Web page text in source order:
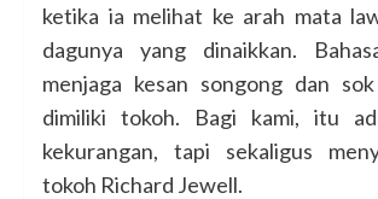
ketika ia melihat ke arah mata
dagunya yang dinaikkan.
menjaga kesan songong dan
dimiliki tokoh. Bagi kami, itu
kekurangan, tapi sekaligus
tokoh Richard Jewell.